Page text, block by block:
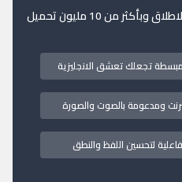
من 10 مليون تحميل
مبسطة تجعلك تعشق الانجليزية
ومدعومة بالصوت والصورة